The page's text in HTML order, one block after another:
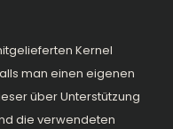
Kernel
man einen eigenen
über Unterstützung
die verwendeten